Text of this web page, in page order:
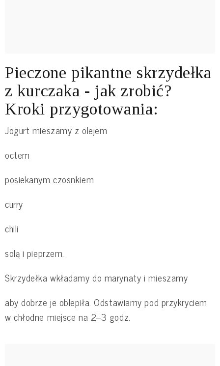
Pieczone pikantne skrzydełka
z kurczaka - jak zrobić?
Kroki przygotowania:
Jogurt mieszamy z olejem
octem
posiekanym czosnkiem
curry
chili
solą i pieprzem.
Skrzydełka wkładamy do marynaty i mieszamy
aby dobrze je oblepiła. Odstawiamy pod przykryciem
w chłodne miejsce na 2–3 godz.